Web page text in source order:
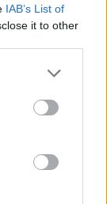
IAB’s List of
it to other
more Google
may click to
tags to
Google
βρέθηκε
της